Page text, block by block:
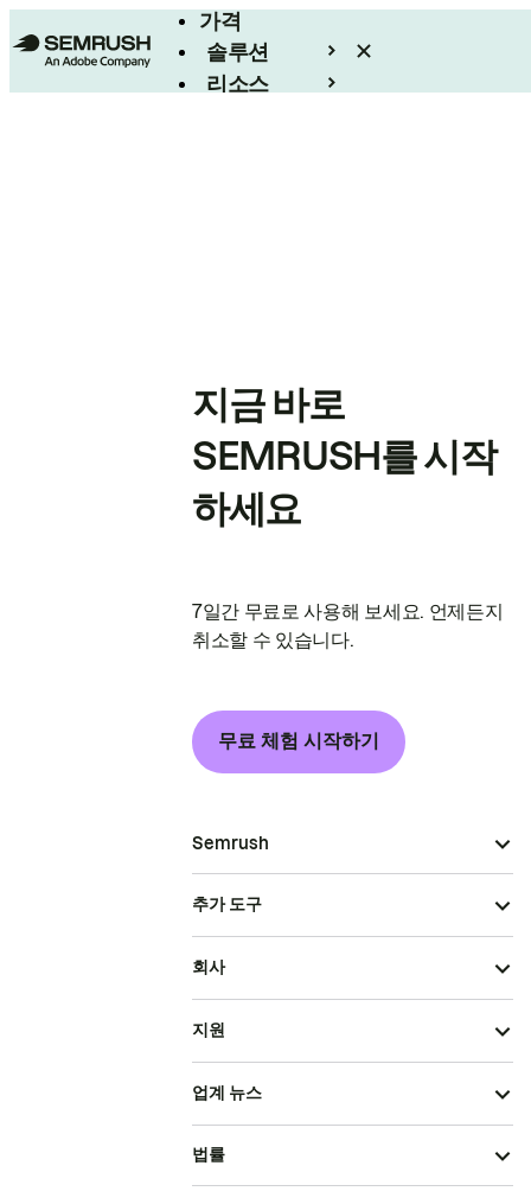
가격
솔루션
리소스
지금 바로
SEMRUSH를 시작
하세요
7일간 무료로 사용해 보세요. 언제든지
취소할 수 있습니다.
무료 체험 시작하기
Semrush
추가 도구
회사
지원
업계 뉴스
법률